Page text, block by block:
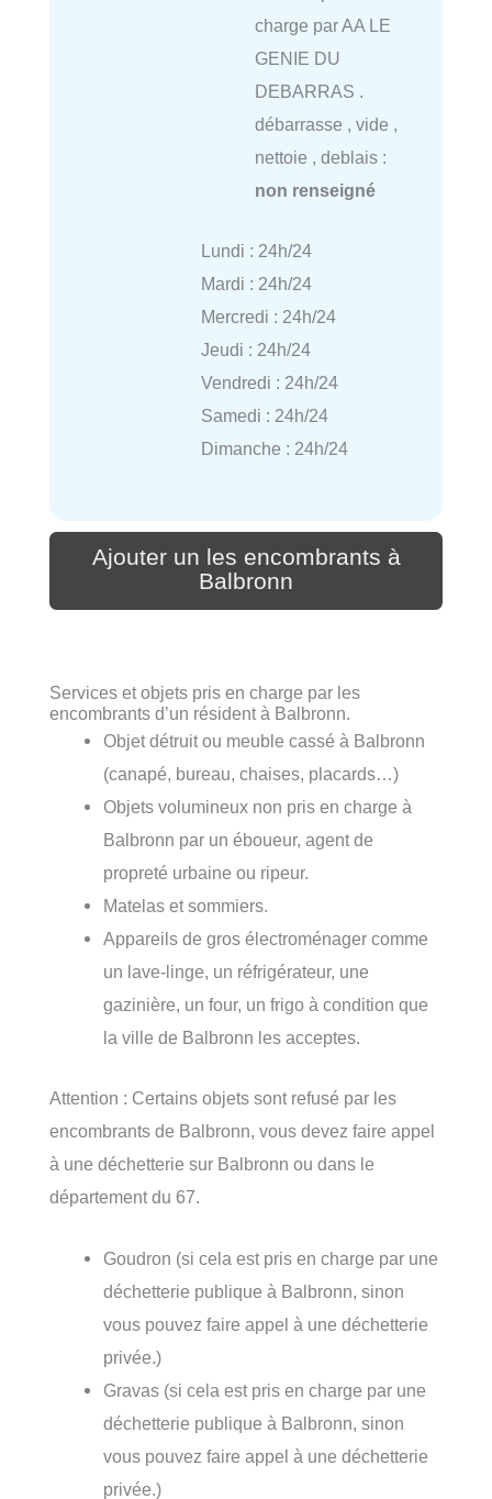
charge par AA LE
GENIE DU
DEBARRAS .
débarrasse , vide ,
nettoie , deblais :
non renseigné
Lundi : 24h/24
Mardi : 24h/24
Mercredi : 24h/24
Jeudi : 24h/24
Vendredi : 24h/24
Samedi : 24h/24
Dimanche : 24h/24
Ajouter un les encombrants à
Balbronn
Services et objets pris en charge par les
encombrants d’un résident à Balbronn.
Objet détruit ou meuble cassé à Balbronn
(canapé, bureau, chaises, placards…)
Objets volumineux non pris en charge à
Balbronn par un éboueur, agent de
propreté urbaine ou ripeur.
Matelas et sommiers.
Appareils de gros électroménager comme
un lave-linge, un réfrigérateur, une
gazinière, un four, un frigo à condition que
la ville de Balbronn les acceptes.
Attention : Certains objets sont refusé par les
encombrants de Balbronn, vous devez faire appel
à une déchetterie sur Balbronn ou dans le
département du 67.
Goudron (si cela est pris en charge par une
déchetterie publique à Balbronn, sinon
vous pouvez faire appel à une déchetterie
privée.)
Gravas (si cela est pris en charge par une
déchetterie publique à Balbronn, sinon
vous pouvez faire appel à une déchetterie
privée.)